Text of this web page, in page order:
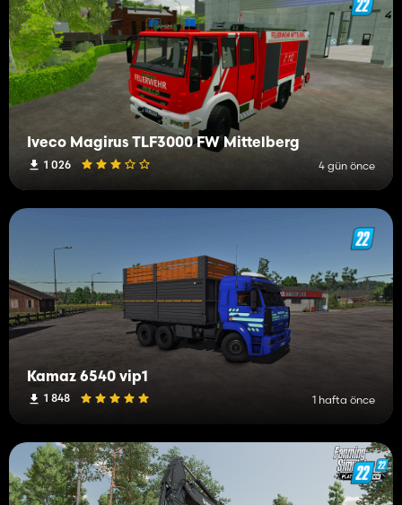
Iveco Magirus TLF3000 FW Mittelberg
1 026 4 gün önce
Kamaz 6540 vip1
1 848 1 hafta önce